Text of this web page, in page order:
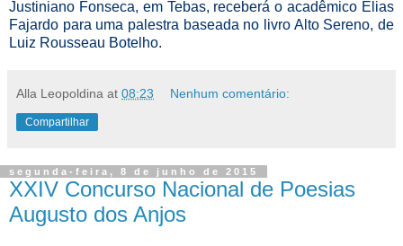
Justiniano Fonseca, em Tebas, receberá o acadêmico Elias
Fajardo para uma palestra baseada no livro Alto Sereno, de
Luiz Rousseau Botelho.
Alla Leopoldina at 08:23 Nenhum comentário:
Compartilhar
segunda-feira, 8 de junho de 2015
XXIV Concurso Nacional de Poesias
Augusto dos Anjos